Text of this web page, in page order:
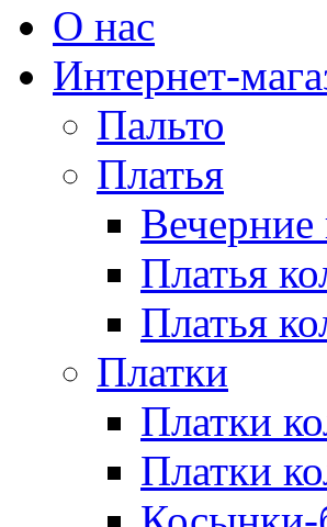
О нас
Интернет-
Пальто
Платья
Вечерние
Платья
Платья
Платки
Платки
Платки